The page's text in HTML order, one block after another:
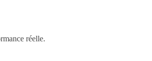
réelle.